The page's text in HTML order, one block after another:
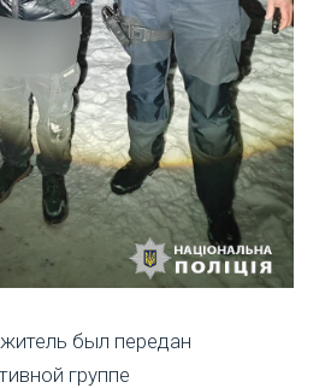
был передан
группе